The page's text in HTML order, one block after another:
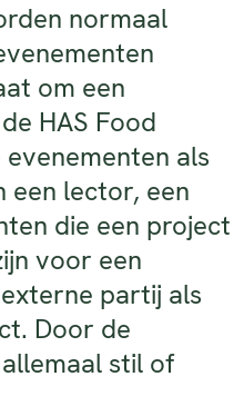
normaal
om een
HAS Food
als
een lector, een
die een project
voor een
partij als
Door de
stil of